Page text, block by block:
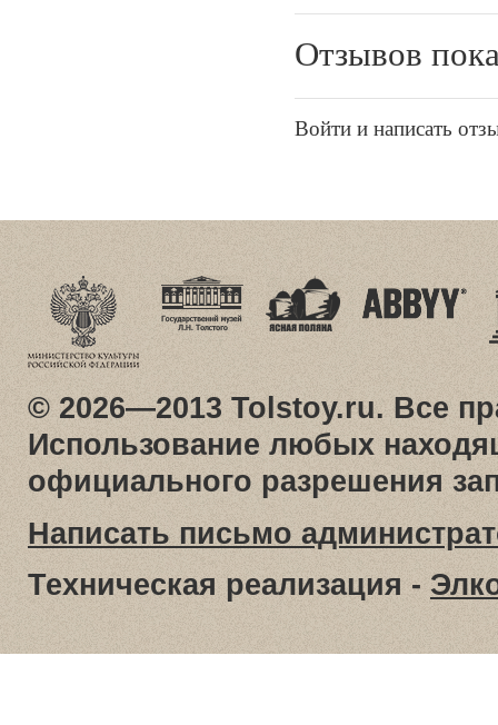
Отзывов
Войти и написать
© 2026—2013 Tolstoy.ru. Все
Использование любых
официального разрешения
Написать письмо
Техническая реализация -